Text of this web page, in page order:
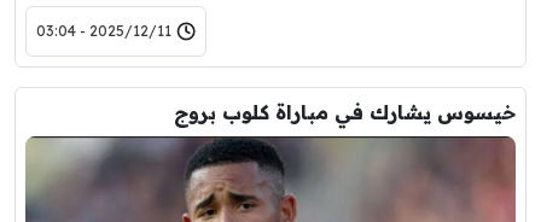
2025/12/11 - 03:04
خيسوس يشارك في مباراة كلوب بروج